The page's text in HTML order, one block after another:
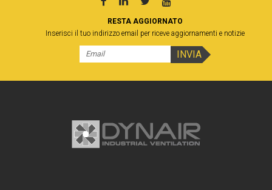
RESTA AGGIORNATO
Inserisci il tuo indirizzo email per riceve aggiornamenti e notizie